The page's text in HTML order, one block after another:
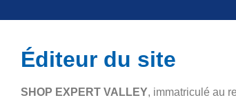
Éditeur du site
SHOP EXPERT VALLEY, immatriculé au